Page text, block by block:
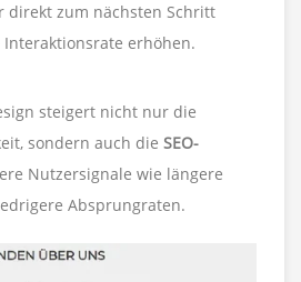
direkt zum nächsten Schritt
erhöhen.
steigert nicht nur die
sondern auch die SEO-
Nutzersignale wie längere
Absprungraten.